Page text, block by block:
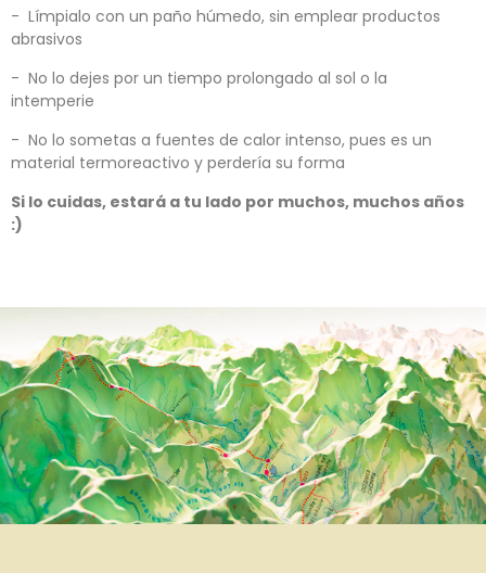
- Límpialo con un paño húmedo, sin emplear productos
abrasivos
- No lo dejes por un tiempo prolongado al sol o la
intemperie
- No lo sometas a fuentes de calor intenso, pues es un
material termoreactivo y perdería su forma
Si lo cuidas, estará a tu lado por muchos, muchos años
:)